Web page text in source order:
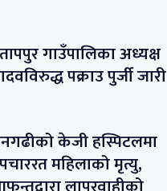
गाउँपालिका अध्यक्ष
पक्राउ पुर्जी जारी
केजी हस्पिटलमा
महिलाको मृत्यु,